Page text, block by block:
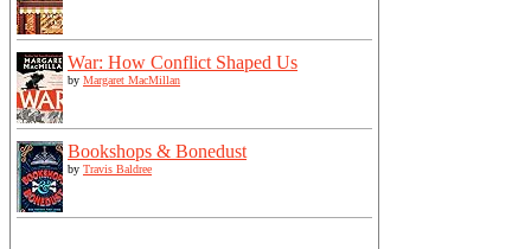
War: How Conflict Shaped Us
by Margaret MacMillan
Bookshops & Bonedust
by Travis Baldree